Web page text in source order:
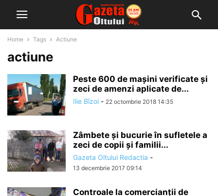
Home Tags Actiune
actiune
Peste 600 de maşini verificate şi
zeci de amenzi aplicate de...
Ilie Bîzoi - 22 octombrie 2018 14:35
Zâmbete și bucurie în sufletele a
zeci de copii și familii...
Gazeta Oltului Redactia -
13 decembrie 2017 09:14
Controale la comercianţii de